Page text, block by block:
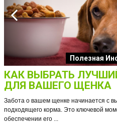
Полезная
КАК ВЫБРАТЬ
ДЛЯ ВАШЕГО ЩЕНКА
Забота о вашем щенке начинается с
подходящего корма. Это ключевой
обеспечении его ...